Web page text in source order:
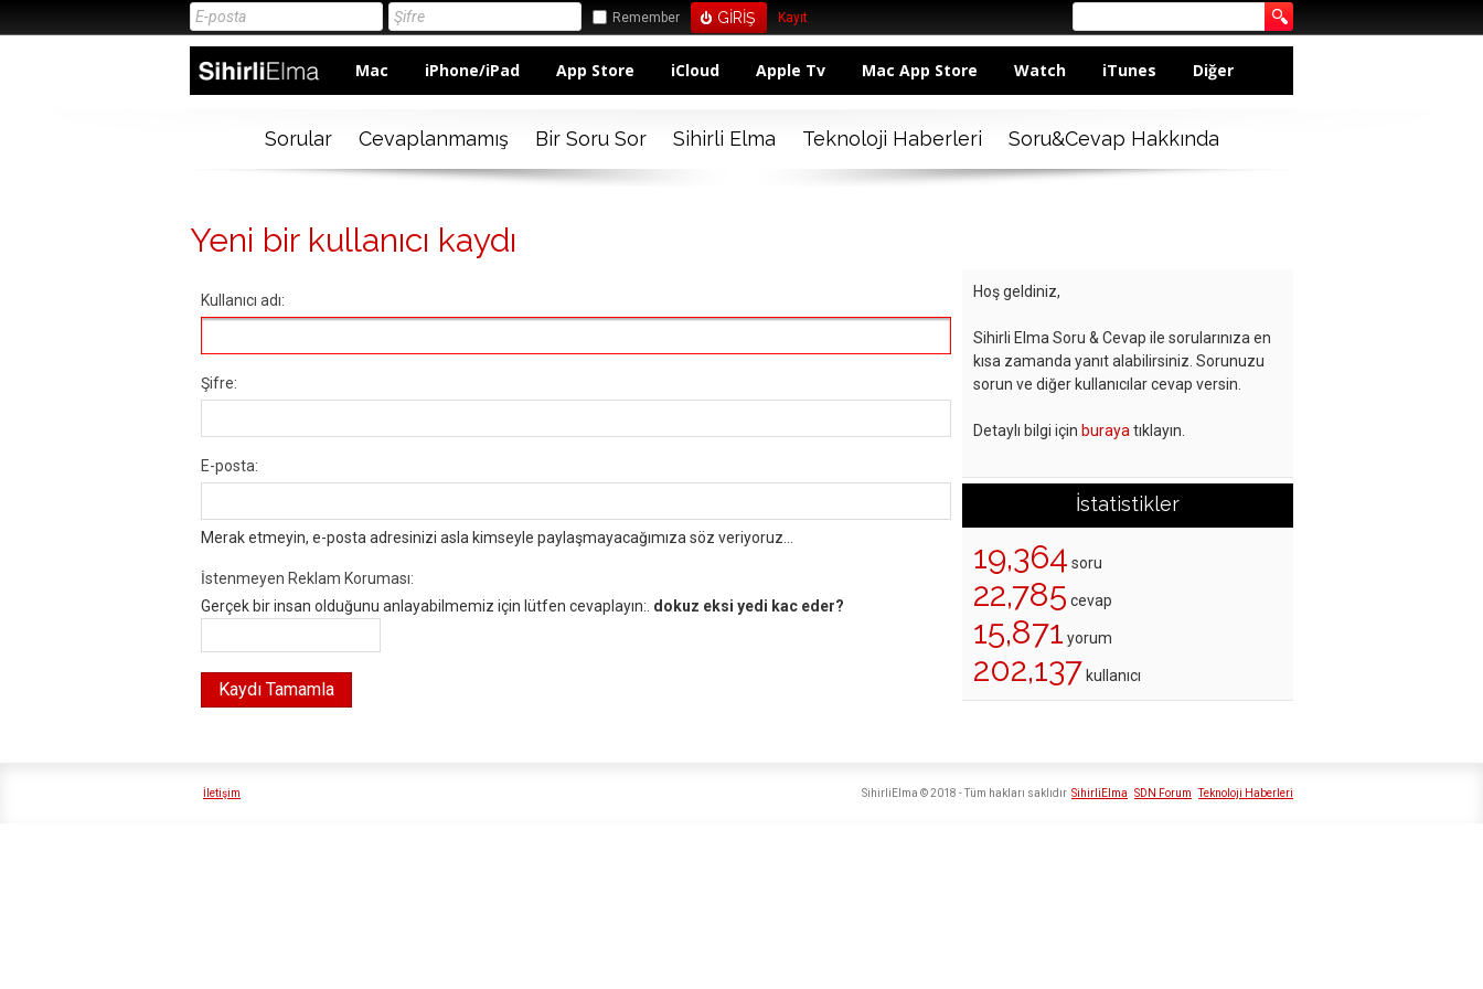
Remember Kayıt
Mac iPhone/iPad App Store iCloud Apple Tv Mac App Store Watch iTunes Diğer
Sorular Cevaplanmamış Bir Soru Sor Sihirli Elma Teknoloji Haberleri Soru&Cevap Hakkında
Yeni bir kullanıcı kaydı
Kullanıcı adı:
Şifre:
E-posta:
Merak etmeyin, e-posta adresinizi asla kimseyle paylaşmayacağımıza söz veriyoruz...
İstenmeyen Reklam Koruması:
Gerçek bir insan olduğunu anlayabilmemiz için lütfen cevaplayın:. dokuz eksi yedi kac eder?
Hoş geldiniz,
Sihirli Elma Soru & Cevap ile sorularınıza en
kısa zamanda yanıt alabilirsiniz. Sorunuzu
sorun ve diğer kullanıcılar cevap versin.
Detaylı bilgi için buraya tıklayın.
İstatistikler
19,364 soru
22,785 cevap
15,871 yorum
202,137 kullanıcı
İletişim SihirliElma SDN Forum Teknoloji Haberleri
SihirliElma © 2018 - Tüm hakları saklıdır